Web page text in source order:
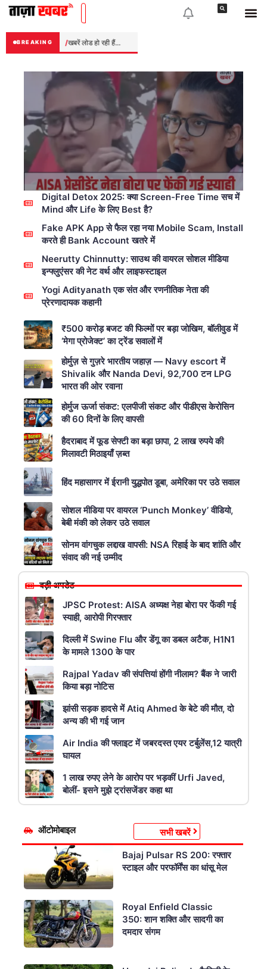
Skip
content
BREAKING खबरें लोड हो रही हैं...
Digital Detox 2025: क्या Screen-Free Time सच में
Mind और Life के लिए Best है?
Fake APK App से फैल रहा नया Mobile Scam, Install
करते ही Bank Account खतरे में
Neerutty Chinnutty: साउथ की वायरल सोशल मीडिया
इन्फ्लुएंसर की नेट वर्थ और लाइफस्टाइल
Yogi Adityanath एक संत और रणनीतिक नेता की
प्रेरणादायक कहानी
₹500 करोड़ बजट की फिल्मों पर बड़ा जोखिम, बॉलीवुड में
‘मेगा प्रोजेक्ट’ का ट्रेंड सवालों में
होर्मुज़ से गुज़रे भारतीय जहाज़ — Navy escort में
Shivalik और Nanda Devi, 92,700 टन LPG
भारत की ओर रवाना
होर्मुज ऊर्जा संकट: एलपीजी संकट और पीडीएस केरोसिन
की 60 दिनों के लिए वापसी
हैदराबाद में फूड सेफ्टी का बड़ा छापा, 2 लाख रुपये की
मिलावटी मिठाइयाँ ज़ब्त
हिंद महासागर में ईरानी युद्धपोत डूबा, अमेरिका पर उठे सवाल
सोशल मीडिया पर वायरल ‘Punch Monkey’ वीडियो,
बेबी मंकी को लेकर उठे सवाल
सोनम वांगचुक लद्दाख वापसी: NSA रिहाई के बाद शांति और
संवाद की नई उम्मीद
बड़ी अपडेट
JPSC Protest: AISA अध्यक्ष नेहा बोरा पर फेंकी गई
स्याही, आरोपी गिरफ्तार
दिल्ली में Swine Flu और डेंगू का डबल अटैक, H1N1
के मामले 1300 के पार
Rajpal Yadav की संपत्तियां होंगी नीलाम? बैंक ने जारी
किया बड़ा नोटिस
झांसी सड़क हादसे में Atiq Ahmed के बेटे की मौत, दो
अन्य की भी गई जान
Air India की फ्लाइट में जबरदस्त एयर टर्बुलेंस,12 यात्री
घायल
1 लाख रुपए लेने के आरोप पर भड़कीं Urfi Javed,
बोलीं- इसने मुझे ट्रांसजेंडर कहा था
ऑटोमोबाइल सभी खबरें
Bajaj Pulsar RS 200: रफ्तार
स्टाइल और परफॉर्मेंस का धांसू मेल
Royal Enfield Classic
350: शान शक्ति और सादगी का
दमदार संगम